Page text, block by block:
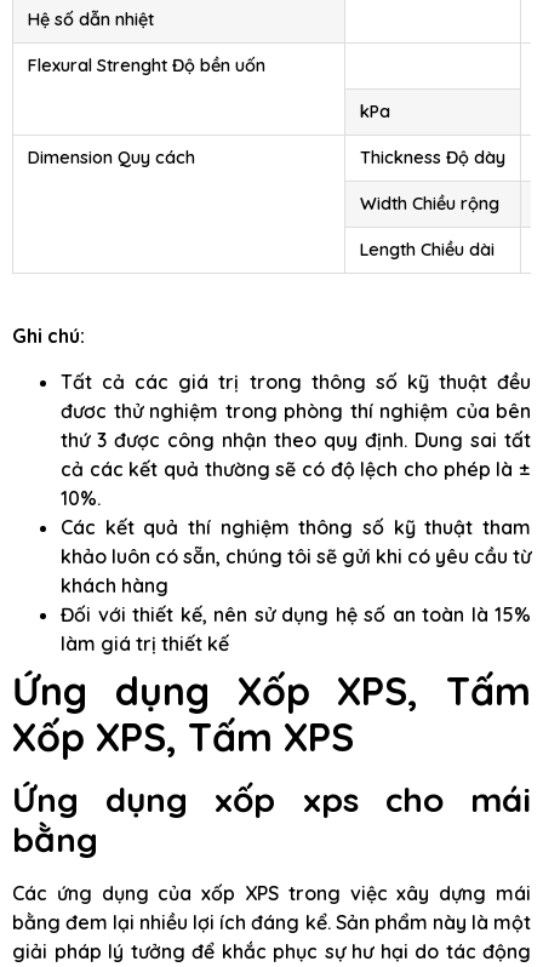
Hệ số dẫn nhiệt
Flexural Strenght Độ bền uốn
kPa
Dimension Quy cách Thickness Độ dày
Width Chiều rộng
Length Chiều dài
Ghi chú:
Tất cả các giá trị trong thông số kỹ thuật đều
đươc thử nghiệm trong phòng thí nghiệm của bên
thứ 3 được công nhận theo quy định. Dung sai tất
cả các kết quả thường sẽ có độ lệch cho phép là ±
10%.
Các kết quả thí nghiệm thông số kỹ thuật tham
khảo luôn có sẵn, chúng tôi sẽ gửi khi có yêu cầu từ
khách hàng
Đối với thiết kế, nên sử dụng hệ số an toàn là 15%
làm giá trị thiết kế
Ứng dụng Xốp XPS, Tấm
Xốp XPS, Tấm XPS
Ứng dụng xốp xps cho mái
bằng
Các ứng dụng của xốp XPS trong việc xây dựng mái
bằng đem lại nhiều lợi ích đáng kể. Sản phẩm này là một
giải pháp lý tưởng để khắc phục sự hư hại do tác động